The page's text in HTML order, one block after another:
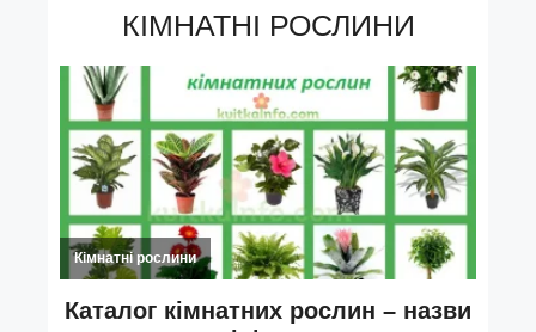
КІМНАТНІ РОСЛИНИ